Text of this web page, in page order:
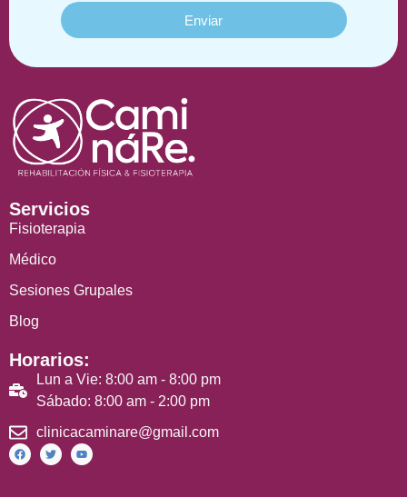
Enviar
Servicios
Fisioterapia
Médico
Sesiones Grupales
Blog
Horarios:
Lun a Vie: 8:00 am - 8:00 pm
Sábado: 8:00 am - 2:00 pm
clinicacaminare@gmail.com